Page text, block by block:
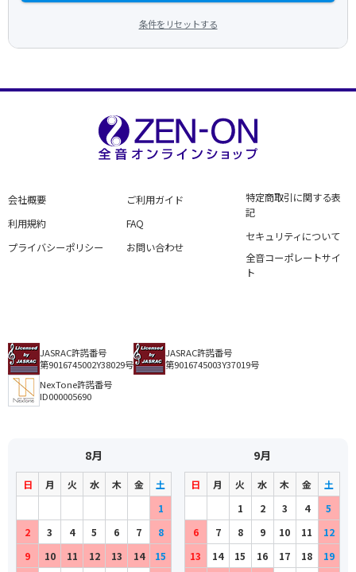
条件をリセットする
会社概要
利用規約
プライバシーポリシー
ご利用ガイド
FAQ
お問い合わせ
特定商取引に関する表
記
セキュリティについて
全音コーポレートサイ
ト
JASRAC許諾番号
第9016745002Y38029号
JASRAC許諾番号
第9016745003Y37019号
NexTone許諾番号
ID000005690
8月
日 月 火 水 木 金
土
1
2
3 4 5 6 7
8
9
10 11 12 13 14 15
9月
日 月 火 水 木 金
土
1
2 3 4
5
6
7 8 9 10 11
12
13
14 15 16 17 18 19